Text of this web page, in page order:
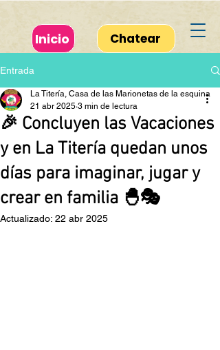
Inicio Chatear
Entrada
🎉 Concluyen las Vacaciones
y en La Titería quedan unos
días para imaginar, jugar y
crear en familia 🐣🎭
La Titería, Casa de las Marionetas de la esquina
21 abr 2025 3 min de lectura
Actualizado: 22 abr 2025